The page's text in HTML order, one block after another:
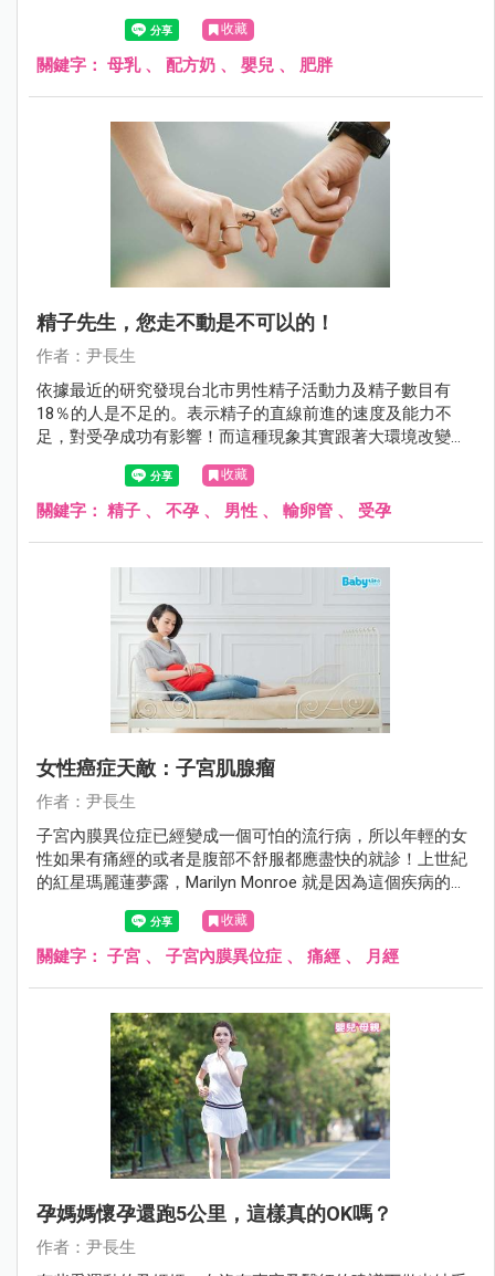
收藏
關鍵字： 母乳、 配方奶 、 嬰兒 、 肥胖
精子先生，您走不動是不可以的！
作者：尹長生
依據最近的研究發現台北市男性精子活動力及精子數目有
18％的人是不足的。表示精子的直線前進的速度及能力不
足，對受孕成功有影響！而這種現象其實跟著大環境改變，
在壯年男子身上也已經不少見！這也是男性不孕的最大原
收藏
關鍵字： 精子 、 不孕 、 男性 、 輸卵管 、 受孕
女性癌症天敵：子宮肌腺瘤
作者：尹長生
子宮內膜異位症已經變成一個可怕的流行病，所以年輕的女
性如果有痛經的或者是腹部不舒服都應盡快的就診！上世紀
的紅星瑪麗蓮夢露，Marilyn Monroe 就是因為這個疾病的困
擾最後自殺身亡！
收藏
關鍵字： 子宮 、 子宮內膜異位症 、 痛經 、 月經
孕媽媽懷孕還跑5公里，這樣真的OK嗎？
作者：尹長生